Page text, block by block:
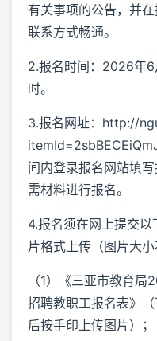
有关事项的公告，并
联系方式畅通。
2.报名时间：2026年
时。
3.报名网址：http://
间内登录报名网站填
需材料进行报名。
4.报名须在网上提交
片格式上传（图片大小
（1）《三亚市教育局
招聘教职工报名表》
后按手印上传图片）；